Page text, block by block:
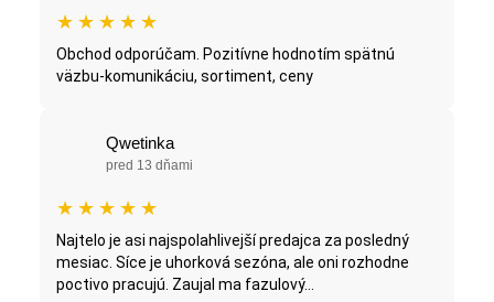
★ ★ ★ ★ ★
Obchod odporúčam. Pozitívne hodnotím spätnú
väzbu-komunikáciu, sortiment, ceny
Qwetinka
pred 13 dňami
★ ★ ★ ★ ★
Najtelo je asi najspolahlivejší predajca za posledný
mesiac. Síce je uhorková sezóna, ale oni rozhodne
poctivo pracujú. Zaujal ma fazulový...